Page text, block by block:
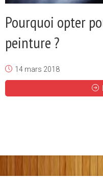
Pourquoi opter
peinture ?
14 mars 2018